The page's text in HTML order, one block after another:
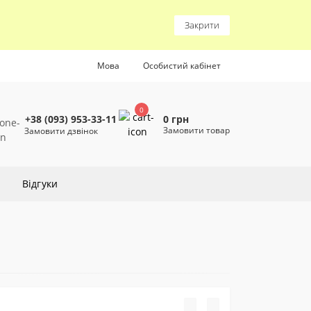
Закрити
Мова Особистий кабінет
+38 (093) 953-33-11
Замовити дзвінок
0
0 грн
Замовити товар
Відгуки